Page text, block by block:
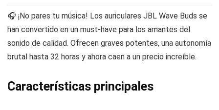
🎧 ¡No pares tu música! Los auriculares JBL Wave Buds se
han convertido en un must-have para los amantes del
sonido de calidad. Ofrecen graves potentes, una autonomía
brutal hasta 32 horas y ahora caen a un precio increíble.
Características principales